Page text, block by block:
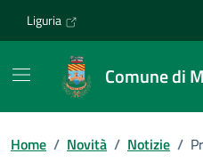
Liguria
Comune di
Home / Novità / Notizie /